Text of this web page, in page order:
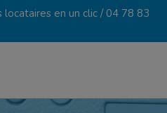
en un clic /04 78 83